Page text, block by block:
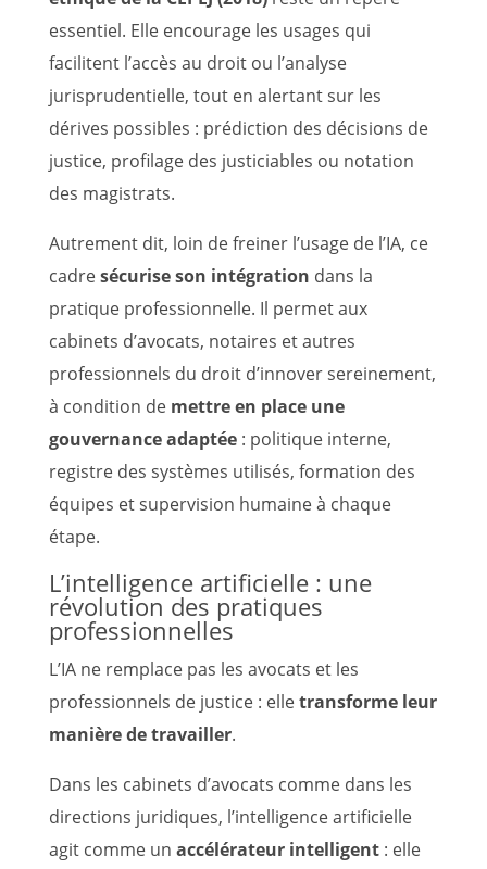
essentiel. Elle encourage les usages qui
facilitent l’accès au droit ou l’analyse
jurisprudentielle, tout en alertant sur les
dérives possibles : prédiction des décisions de
justice, profilage des justiciables ou notation
des magistrats.
Autrement dit, loin de freiner l’usage de l’IA, ce
cadresécurise son intégration dans la
pratique professionnelle. Il permet aux
cabinets d’avocats, notaires et autres
professionnels du droit d’innover sereinement,
à condition de mettre en place une
gouvernance adaptée : politique interne,
registre des systèmes utilisés, formation des
équipes et supervision humaine à chaque
étape.
L’intelligence artificielle : une
révolution des pratiques
professionnelles
L’IA ne remplace pas les avocats et les
professionnels de justice : elletransforme leur
manière de travailler.
Dans les cabinets d’avocats comme dans les
directions juridiques, l’intelligence artificielle
agit comme un accélérateur intelligent: elle